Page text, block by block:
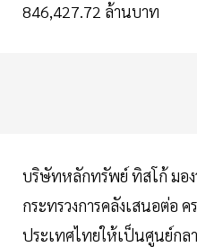
846,427.72 ล้านบาท
บริษัทหลักทรัพย์ ทิสโก้ มอง
กระทรวงการคลังเสนอต่อ
ประเทศไทยให้เป็นศูนย์กล